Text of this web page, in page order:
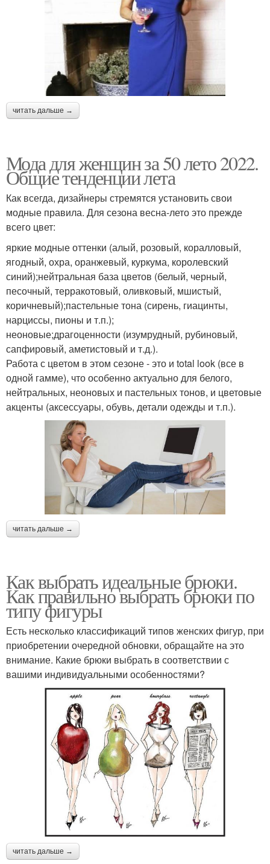
читать дальше →
Мода для женщин за 50 лето 2022.
Общие тенденции лета
Как всегда, дизайнеры стремятся установить свои
модные правила. Для сезона весна-лето это прежде
всего цвет:
яркие модные оттенки (алый, розовый, коралловый,
ягодный, охра, оранжевый, куркума, королевский
синий);нейтральная база цветов (белый, черный,
песочный, терракотовый, оливковый, мшистый,
коричневый);пастельные тона (сирень, гиацинты,
нарциссы, пионы и т.п.);
неоновые;драгоценности (изумрудный, рубиновый,
сапфировый, аметистовый и т.д.).
Работа с цветом в этом сезоне - это и total look (все в
одной гамме), что особенно актуально для белого,
нейтральных, неоновых и пастельных тонов, и цветовые
акценты (аксессуары, обувь, детали одежды и т.п.).
читать дальше →
Как выбрать идеальные брюки.
Как правильно выбрать брюки по
типу фигуры
Есть несколько классификаций типов женских фигур, при
приобретении очередной обновки, обращайте на это
внимание. Какие брюки выбрать в соответствии с
вашими индивидуальными особенностями?
читать дальше →